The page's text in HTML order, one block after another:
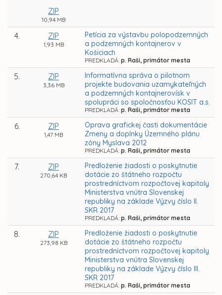
ZIP
10,94 MB
4. ZIP
1,93 MB
Petícia za výstavbu polopodzemných
a podzemných kontajnerov v
Košiciach
PREDKLADÁ: p. Raši, primátor mesta
5. ZIP
3,36 MB
Informatívna správa o pilotnom
projekte budovania uzamykateľných
a podzemných kontajnerovísk v
spolupráci so spoločnosťou KOSIT a.s.
PREDKLADÁ: p. Raši, primátor mesta
6. ZIP
1,47 MB
Oprava grafickej časti dokumentácie
Zmeny a doplnky Územného plánu
zóny Myslava 2012
PREDKLADÁ: p. Raši, primátor mesta
7. ZIP
270,64 KB
Predloženie žiadosti o poskytnutie
dotácie zo štátneho rozpočtu
prostredníctvom rozpočtovej kapitoly
Ministerstva vnútra Slovenskej
republiky na základe Výzvy číslo II.
SKR 2017
PREDKLADÁ: p. Raši, primátor mesta
8. ZIP
273,98 KB
Predloženie žiadosti o poskytnutie
dotácie zo štátneho rozpočtu
prostredníctvom rozpočtovej kapitoly
Ministerstva vnútra Slovenskej
republiky na základe Výzvy číslo III.
SKR 2017
PREDKLADÁ: p. Raši, primátor mesta